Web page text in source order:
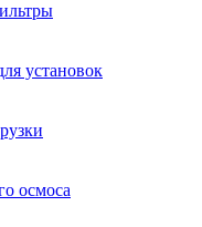
установок
осмоса